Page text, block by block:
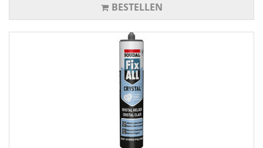
BESTELLEN